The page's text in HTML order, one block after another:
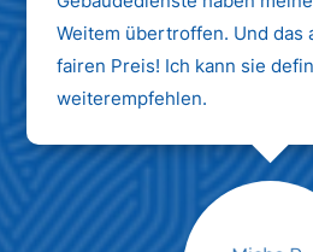
Weitem übertroffen. Und das
fairen Preis! Ich kann sie
weiterempfehlen.